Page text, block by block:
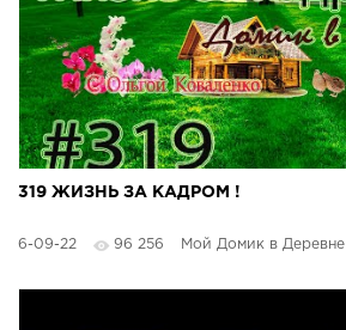
319 ЖИЗНЬ ЗА КАДРОМ !
6-09-22 96 256 Мой Домик в Деревне